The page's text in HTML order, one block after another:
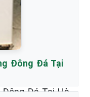
Đông Đá Tại
Đông Đá Tại Hà